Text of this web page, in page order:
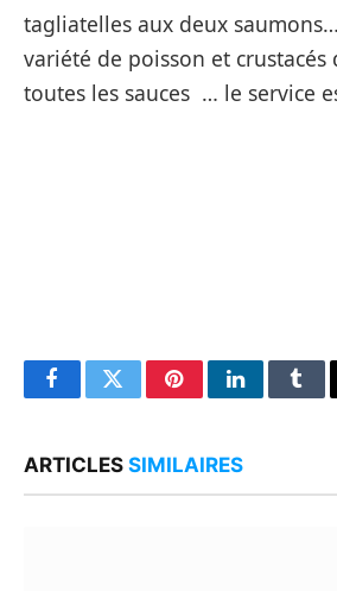
tagliatelles aux deux
variété de poisson et crustacés
toutes les sauces … le service
FacebookTwitterPinterestLinkedIn
ARTICLES SIMILAIRES